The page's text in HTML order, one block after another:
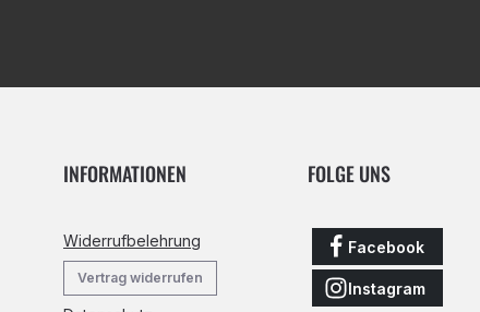
INFORMATIONEN
Widerrufbelehrung
Vertrag widerrufen
FOLGE UNS
Facebook
Instagram